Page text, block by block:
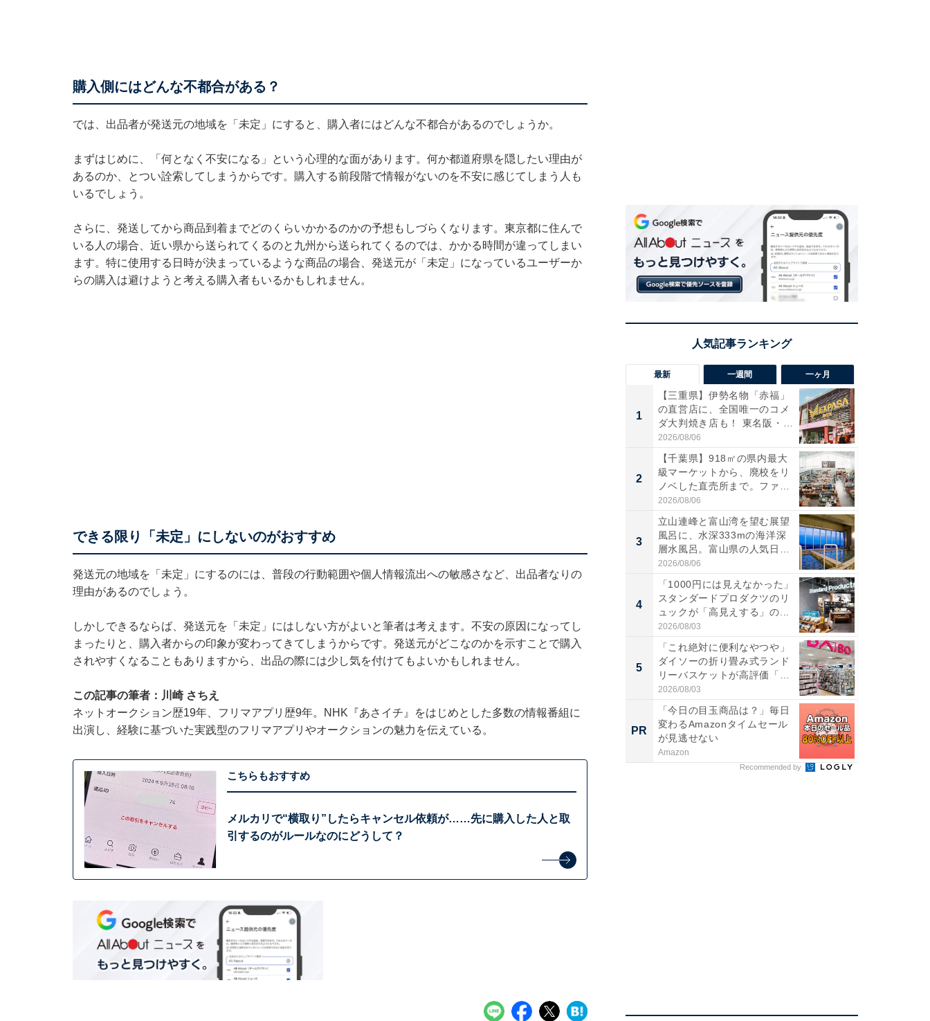
購入側にはどんな不都合がある？
では、出品者が発送元の地域を「未定」にすると、購入者にはどんな不都合があるのでしょうか。
まずはじめに、「何となく不安になる」という心理的な面があります。何か都道府県を隠したい理由が
あるのか、とつい詮索してしまうからです。購入する前段階で情報がないのを不安に感じてしまう人も
いるでしょう。
さらに、発送してから商品到着までどのくらいかかるのかの予想もしづらくなります。東京都に住んで
いる人の場合、近い県から送られてくるのと九州から送られてくるのでは、かかる時間が違ってしまい
ます。特に使用する日時が決まっているような商品の場合、発送元が「未定」になっているユーザーか
らの購入は避けようと考える購入者もいるかもしれません。
できる限り「未定」にしないのがおすすめ
発送元の地域を「未定」にするのには、普段の行動範囲や個人情報流出への敏感さなど、出品者なりの
理由があるのでしょう。
しかしできるならば、発送元を「未定」にはしない方がよいと筆者は考えます。不安の原因になってし
まったりと、購入者からの印象が変わってきてしまうからです。発送元がどこなのかを示すことで購入
されやすくなることもありますから、出品の際には少し気を付けてもよいかもしれません。
この記事の筆者：川崎 さちえ
ネットオークション歴19年、フリマアプリ歴9年。NHK『あさイチ』をはじめとした多数の情報番組に
出演し、経験に基づいた実践型のフリマアプリやオークションの魅力を伝えている。
こちらもおすすめ
メルカリで“横取り”したらキャンセル依頼が……先に購入した人と取
引するのがルールなのにどうして？
最新 一週間 一ヶ月
1
【三重県】伊勢名物「赤福」
の直営店に、全国唯一のコメ
ダ大判焼き店も！ 東名阪・
伊...
2026/08/06
2
【千葉県】918㎡の県内最大
級マーケットから、廃校をリ
ノベした直売所まで。ファ
ー...
2026/08/06
3
立山連峰と富山湾を望む展望
風呂に、水深333mの海洋深
層水風呂。富山県の人気日
帰...
2026/08/06
4
「1000円には見えなかった」
スタンダードプロダクツのリ
ュックが「高見えする」の...
2026/08/03
5
「これ絶対に便利なやつや」
ダイソーの折り畳み式ランド
リーバスケットが高評価「使
わ...
2026/08/03
PR
「今日の目玉商品は？」毎日
変わるAmazonタイムセール
が見逃せない
Amazon
Recommended by